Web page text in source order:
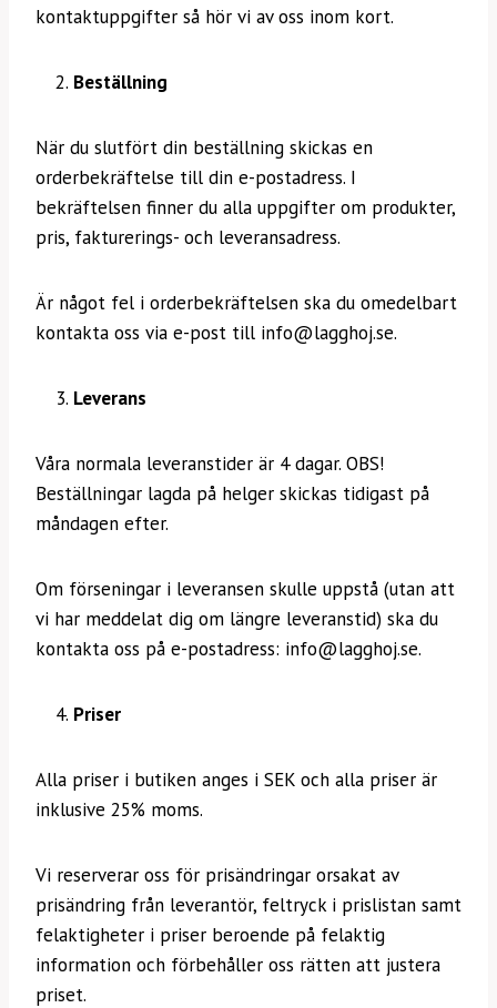
kontaktuppgifter så hör vi av oss inom kort.
Beställning
När du slutfört din beställning skickas en
orderbekräftelse till din e-postadress. I
bekräftelsen finner du alla uppgifter om produkter,
pris, fakturerings- och leveransadress.
Är något fel i orderbekräftelsen ska du omedelbart
kontakta oss via e-post till info@lagghoj.se.
Leverans
Våra normala leveranstider är 4 dagar. OBS!
Beställningar lagda på helger skickas tidigast på
måndagen efter.
Om förseningar i leveransen skulle uppstå (utan att
vi har meddelat dig om längre leveranstid) ska du
kontakta oss på e-postadress: info@lagghoj.se.
Priser
Alla priser i butiken anges i SEK och alla priser är
inklusive 25% moms.
Vi reserverar oss för prisändringar orsakat av
prisändring från leverantör, feltryck i prislistan samt
felaktigheter i priser beroende på felaktig
information och förbehåller oss rätten att justera
priset.